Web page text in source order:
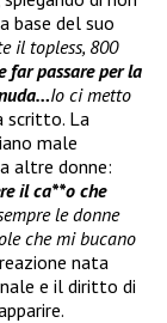
base del suo
il topless, 800
far passare per la
Io ci metto
scritto. La
male
altre donne:
il ca**o che
le donne
che mi bucano
reazione nata
e il diritto di